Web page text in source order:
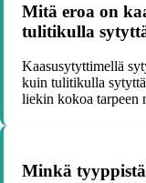
Mitä eroa on
tulitikulla
Kaasusytyttimellä
kuin tulitikulla
liekin kokoa tarpeen
Minkä